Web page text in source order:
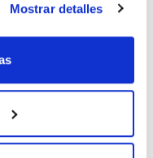
Mostrar detalles